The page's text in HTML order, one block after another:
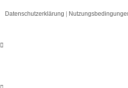
Datenschutzerklärung